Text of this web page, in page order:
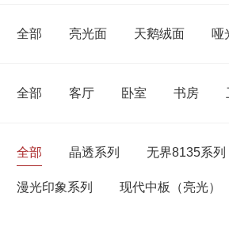
全部 亮光面 天鹅绒面 哑
全部 客厅 卧室 书房
全部 晶透系列 无界8135系列
漫光印象系列 现代中板（亮光）